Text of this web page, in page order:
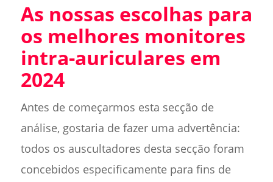
As nossas escolhas para
os melhores monitores
intra-auriculares em
2024
Antes de começarmos esta secção de
análise, gostaria de fazer uma advertência:
todos os auscultadores desta secção foram
concebidos especificamente para fins de